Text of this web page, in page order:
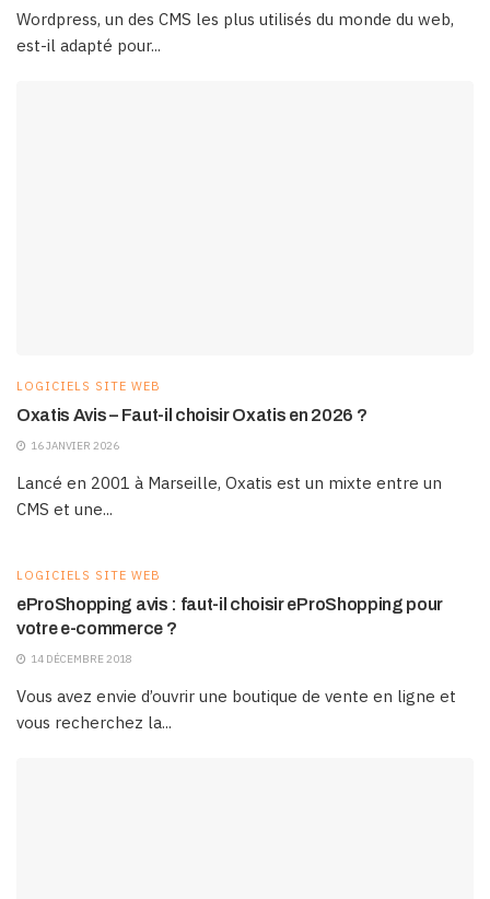
Wordpress, un des CMS les plus utilisés du monde du web,
est-il adapté pour...
LOGICIELS SITE WEB
Oxatis Avis – Faut-il choisir Oxatis en 2026 ?
16 JANVIER 2026
Lancé en 2001 à Marseille, Oxatis est un mixte entre un
CMS et une...
LOGICIELS SITE WEB
eProShopping avis : faut-il choisir eProShopping pour
votre e-commerce ?
14 DÉCEMBRE 2018
Vous avez envie d’ouvrir une boutique de vente en ligne et
vous recherchez la...